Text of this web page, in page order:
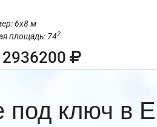
6х8 м
площадь: 742
2936200
под ключ в